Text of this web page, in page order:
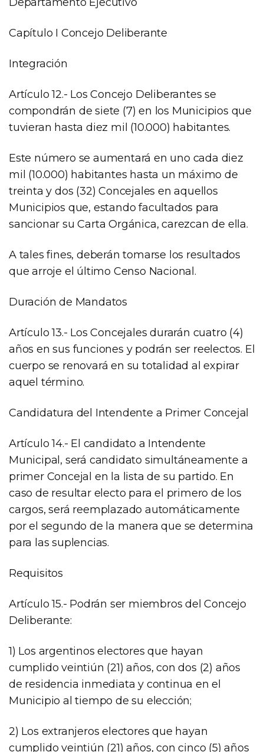
Capítulo I Concejo Deliberante
Integración
Artículo 12.- Los Concejo Deliberantes se
compondrán de siete (7) en los Municipios que
tuvieran hasta diez mil (10.000) habitantes.
Este número se aumentará en uno cada diez
mil (10.000) habitantes hasta un máximo de
treinta y dos (32) Concejales en aquellos
Municipios que, estando facultados para
sancionar su Carta Orgánica, carezcan de ella.
A tales fines, deberán tomarse los resultados
que arroje el último Censo Nacional.
Duración de Mandatos
Artículo 13.- Los Concejales durarán cuatro (4)
años en sus funciones y podrán ser reelectos. El
cuerpo se renovará en su totalidad al expirar
aquel término.
Candidatura del Intendente a Primer Concejal
Artículo 14.- El candidato a Intendente
Municipal, será candidato simultáneamente a
primer Concejal en la lista de su partido. En
caso de resultar electo para el primero de los
cargos, será reemplazado automáticamente
por el segundo de la manera que se determina
para las suplencias.
Requisitos
Artículo 15.- Podrán ser miembros del Concejo
Deliberante:
1) Los argentinos electores que hayan
cumplido veintiún (21) años, con dos (2) años
de residencia inmediata y continua en el
Municipio al tiempo de su elección;
2) Los extranjeros electores que hayan
cumplido veintiún (21) años, con cinco (5) años